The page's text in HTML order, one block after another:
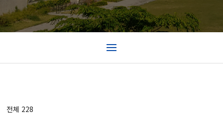
전체 228